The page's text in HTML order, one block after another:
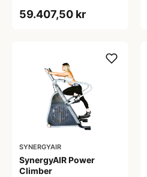
59.407,50 kr
SYNERGYAIR
SynergyAIR Power
Climber